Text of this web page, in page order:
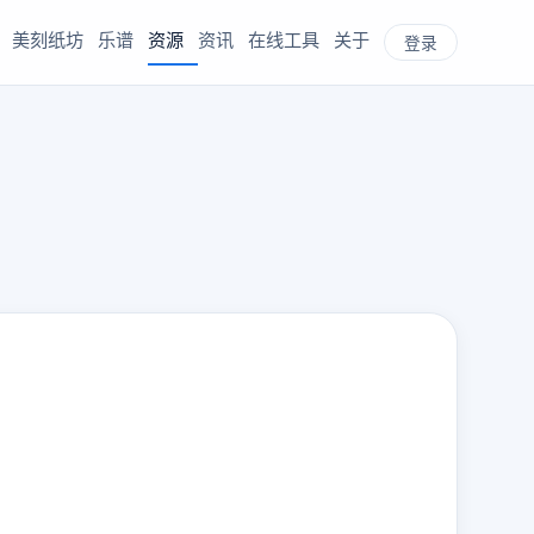
美刻纸坊 乐谱 资源 资讯 在线工具 关于 登录